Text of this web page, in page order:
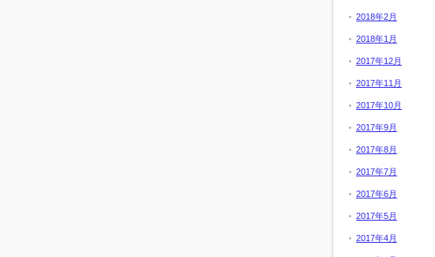
2018年2月
2018年1月
2017年12月
2017年11月
2017年10月
2017年9月
2017年8月
2017年7月
2017年6月
2017年5月
2017年4月